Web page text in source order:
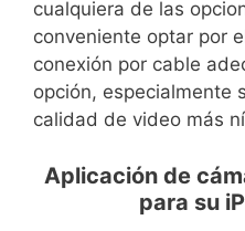
cualquiera de las
conveniente optar por
conexión por cable
opción, especialmente
calidad de video más
Aplicación de
para su